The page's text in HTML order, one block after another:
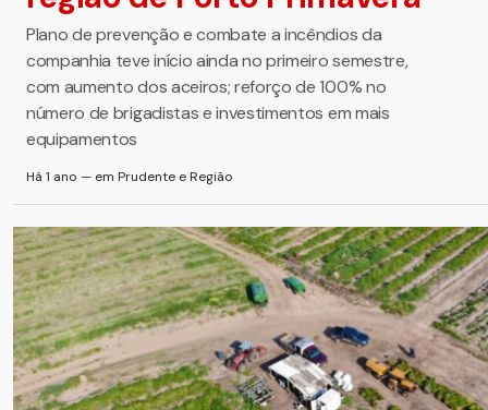
Plano de prevenção e combate a incêndios da
companhia teve início ainda no primeiro semestre,
com aumento dos aceiros; reforço de 100% no
número de brigadistas e investimentos em mais
equipamentos
Há 1 ano — em Prudente e Região